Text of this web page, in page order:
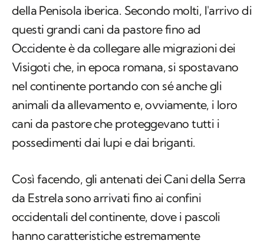
della Penisola iberica. Secondo molti, l'arrivo di
questi grandi cani da pastore fino ad
Occidente è da collegare alle migrazioni dei
Visigoti che, in epoca romana, si spostavano
nel continente portando con sé anche gli
animali da allevamento e, ovviamente, i loro
cani da pastore che proteggevano tutti i
possedimenti dai lupi e dai briganti.
Così facendo, gli antenati dei Cani della Serra
da Estrela sono arrivati fino ai confini
occidentali del continente, dove i pascoli
hanno caratteristiche estremamente